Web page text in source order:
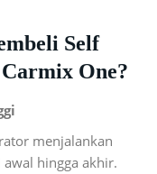
Self
One?
menjalankan
hingga akhir.